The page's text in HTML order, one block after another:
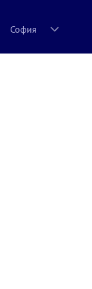
София